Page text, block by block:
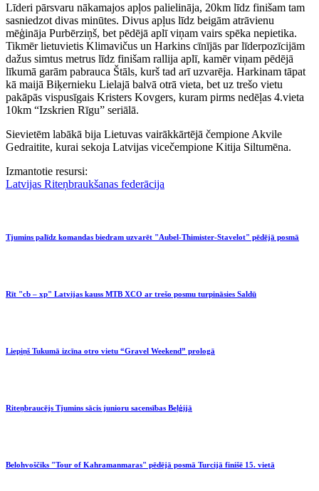
Līderi pārsvaru nākamajos apļos palielināja, 20km līdz finišam tam
sasniedzot divas minūtes. Divus apļus līdz beigām atrāvienu
mēģināja Purbērziņš, bet pēdējā aplī viņam vairs spēka nepietika.
Tikmēr lietuvietis Klimavičus un Harkins cīnījās par līderpozīcijām
dažus simtus metrus līdz finišam rallija aplī, kamēr viņam pēdējā
līkumā garām pabrauca Štāls, kurš tad arī uzvarēja. Harkinam tāpat
kā maijā Biķernieku Lielajā balvā otrā vieta, bet uz trešo vietu
pakāpās vispusīgais Kristers Kovgers, kuram pirms nedēļas 4.vieta
10km “Izskrien Rīgu” seriālā.
Sievietēm labākā bija Lietuvas vairākkārtējā čempione Akvile
Gedraitite, kurai sekoja Latvijas vicečempione Kitija Siltumēna.
Izmantotie resursi:
Latvijas Riteņbraukšanas federācija
Tjumins palīdz komandas biedram uzvarēt "Aubel-Thimister-Stavelot" pēdējā posmā
Rīt "cb – xp" Latvijas kauss MTB XCO ar trešo posmu turpināsies Saldū
Liepiņš Tukumā izcīna otro vietu “Gravel Weekend” prologā
Riteņbraucējs Tjumins sācis junioru sacensības Beļģijā
Belohvoščiks "Tour of Kahramanmaras" pēdējā posmā Turcijā finišē 15. vietā